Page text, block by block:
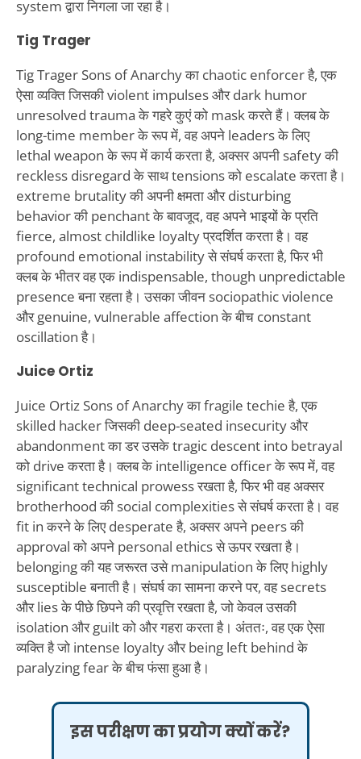
system द्वारा निगला जा रहा है।
Tig Trager
Tig Trager Sons of Anarchy का chaotic enforcer है, एक
ऐसा व्यक्ति जिसकी violent impulses और dark humor
unresolved trauma के गहरे कुएं को mask करते हैं। क्लब के
long-time member के रूप में, वह अपने leaders के लिए
lethal weapon के रूप में कार्य करता है, अक्सर अपनी safety की
reckless disregard के साथ tensions को escalate करता है।
extreme brutality की अपनी क्षमता और disturbing
behavior की penchant के बावजूद, वह अपने भाइयों के प्रति
fierce, almost childlike loyalty प्रदर्शित करता है। वह
profound emotional instability से संघर्ष करता है, फिर भी
क्लब के भीतर वह एक indispensable, though unpredictable
presence बना रहता है। उसका जीवन sociopathic violence
और genuine, vulnerable affection के बीच constant
oscillation है।
Juice Ortiz
Juice Ortiz Sons of Anarchy का fragile techie है, एक
skilled hacker जिसकी deep-seated insecurity और
abandonment का डर उसके tragic descent into betrayal
को drive करता है। क्लब के intelligence officer के रूप में, वह
significant technical prowess रखता है, फिर भी वह अक्सर
brotherhood की social complexities से संघर्ष करता है। वह
fit in करने के लिए desperate है, अक्सर अपने peers की
approval को अपने personal ethics से ऊपर रखता है।
belonging की यह जरूरत उसे manipulation के लिए highly
susceptible बनाती है। संघर्ष का सामना करने पर, वह secrets
और lies के पीछे छिपने की प्रवृत्ति रखता है, जो केवल उसकी
isolation और guilt को और गहरा करता है। अंततः, वह एक ऐसा
व्यक्ति है जो intense loyalty और being left behind के
paralyzing fear के बीच फंसा हुआ है।
इस परीक्षण का प्रयोग क्यों करें?